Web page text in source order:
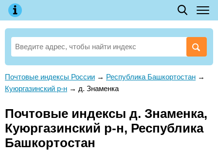
Почтовые индексы России → Республика Башкортостан →
Куюргазинский р-н → д. Знаменка
Почтовые индексы д. Знаменка,
Куюргазинский р-н, Республика
Башкортостан